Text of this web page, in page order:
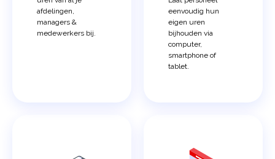
afdelingen,
managers &
medewerkers bij.
eenvoudig hun
eigen uren
bijhouden via
computer,
smartphone of
tablet.